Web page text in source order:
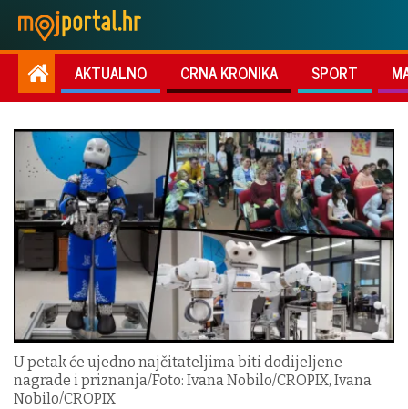
AKTUALNO CRNA KRONIKA SPORT
U petak će ujedno najčitateljima biti dodijeljene
nagrade i priznanja/Foto: Ivana Nobilo/CROPIX, Ivana
Nobilo/CROPIX